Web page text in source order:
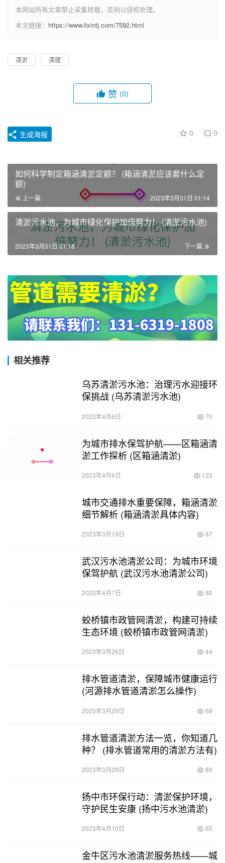
本网站所有文章禁止采集转载，否则以侵权处理。
本文链接： https://www.lixintj.com/7592.html
清淤 清理
赞 (0)
0 0
生成海报
如何科学制定箱涵清淤定额？ (箱涵清淤应该套什么定
额)
上一篇 2023年3月31日 01:14
清淤污水池，为城市绿化保护加倍努力！ (清淤污水池)
下一篇
2023年3月31日 01:18
相关推荐
乌苏清淤污水池：治理污水迎接环
保挑战 (乌苏清淤污水池)
2023年4月6日 70
为城市排水保驾护航——区箱涵清
淤工作探析 (区箱涵清淤)
2023年4月6日 123
城市交通排水重要保障，箱涵清淤
细节解析 (箱涵清淤具体内容)
2023年3月19日 87
武汉污水池清淤公司：为城市环境
保驾护航 (武汉污水池清淤公司)
2023年4月7日 80
蛟桥镇市政管网清淤，构建可持续
生态环境 (蛟桥镇市政管网清淤)
2023年3月26日 44
排水管道清淤，保障城市健康运行
(河源排水管道清淤怎么操作)
2023年3月29日 68
排水管道清淤方法一览，你知道几
种？ (排水管道常用的清淤方法有)
2023年3月29日 89
扬中市环保行动：清淤保护环境，
守护民生安康 (扬中污水池清淤)
2023年4月10日 65
金牛区污水池清淤服务热线——城